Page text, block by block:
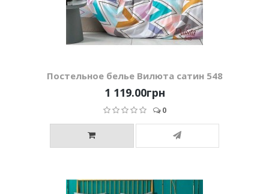
Постельное белье Вилюта сатин 548
1 119.00грн
0